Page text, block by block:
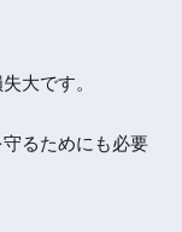
大です。
るためにも必要